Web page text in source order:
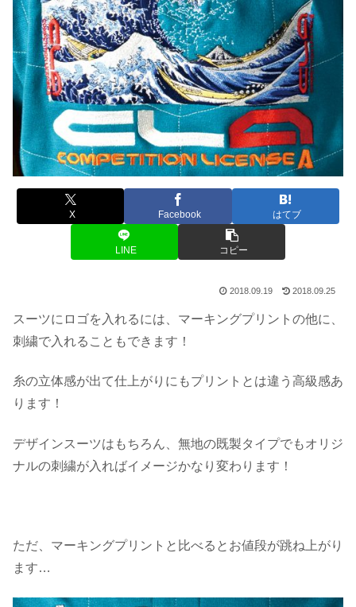
X Facebook はてブ
LINE コピー
2018.09.19 2018.09.25
スーツにロゴを入れるには、マーキングプリントの他に、
刺繍で入れることもできます！
糸の立体感が出て仕上がりにもプリントとは違う高級感あ
ります！
デザインスーツはもちろん、無地の既製タイプでもオリジ
ナルの刺繍が入ればイメージかなり変わります！
ただ、マーキングプリントと比べるとお値段が跳ね上がり
ます…